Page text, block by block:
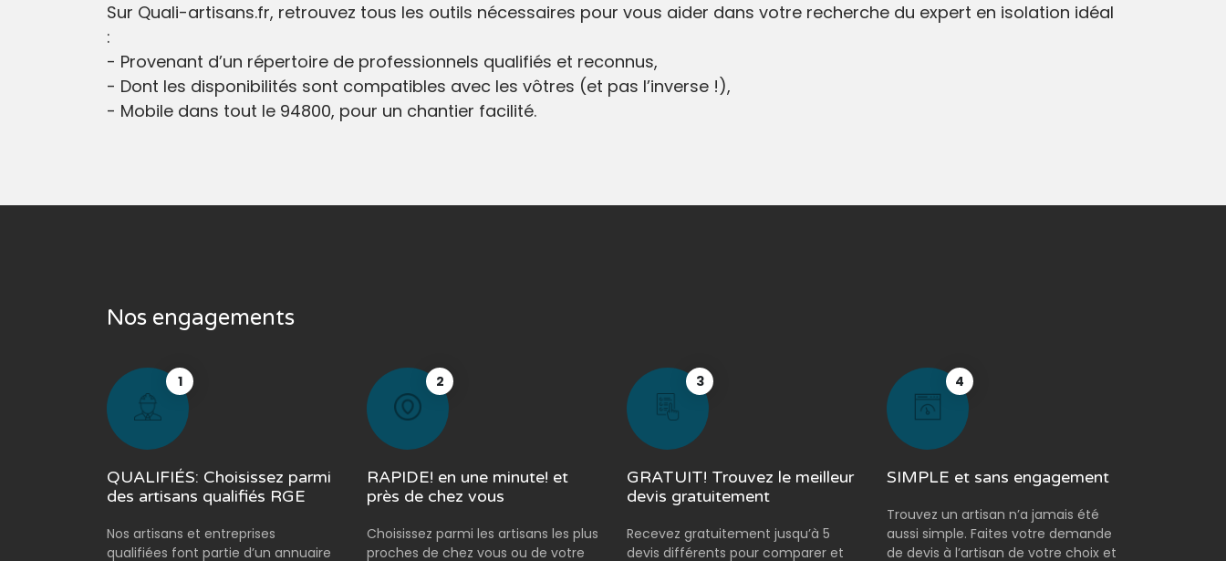
Sur Quali-artisans.fr, retrouvez tous les outils nécessaires pour vous aider dans votre recherche du expert en isolation idéal
:
- Provenant d’un répertoire de professionnels qualifiés et reconnus,
- Dont les disponibilités sont compatibles avec les vôtres (et pas l’inverse !),
- Mobile dans tout le 94800, pour un chantier facilité.
Nos engagements
1
QUALIFIÉS: Choisissez parmi
des artisans qualifiés RGE
Nos artisans et entreprises
qualifiées font partie d’un annuaire
2
RAPIDE! en une minute! et
près de chez vous
Choisissez parmi les artisans les plus
proches de chez vous ou de votre
3
GRATUIT! Trouvez le meilleur
devis gratuitement
Recevez gratuitement jusqu’à 5
devis différents pour comparer et
4
SIMPLE et sans engagement
Trouvez un artisan n’a jamais été
aussi simple. Faites votre demande
de devis à l’artisan de votre choix et